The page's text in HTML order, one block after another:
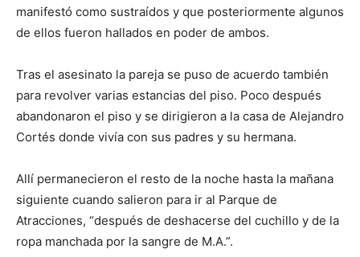
manifestó como sustraídos y que posteriormente algunos
de ellos fueron hallados en poder de ambos.
Tras el asesinato la pareja se puso de acuerdo también
para revolver varias estancias del piso. Poco después
abandonaron el piso y se dirigieron a la casa de Alejandro
Cortés donde vivía con sus padres y su hermana.
Allí permanecieron el resto de la noche hasta la mañana
siguiente cuando salieron para ir al Parque de
Atracciones, “después de deshacerse del cuchillo y de la
ropa manchada por la sangre de M.A.”.